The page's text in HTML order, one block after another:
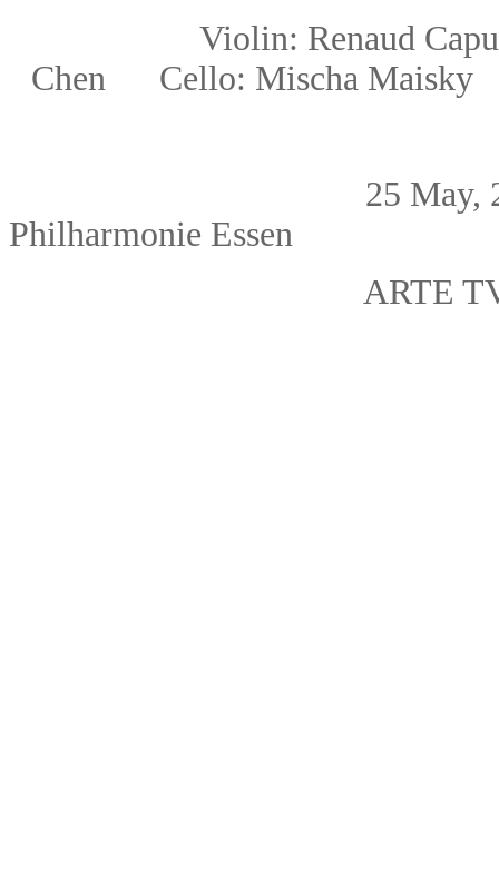
Violin: Renaud Capu
Chen Cello: Mischa Maisky
25 May,
Philharmonie Essen
ARTE